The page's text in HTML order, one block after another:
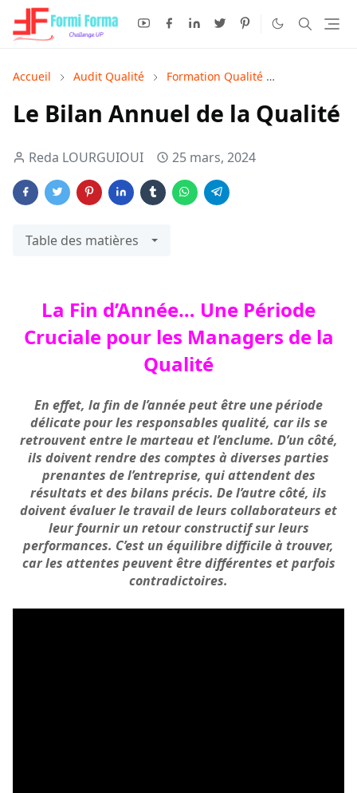
Accueil Audit Qualité Formation Qualité
Le Bilan Annuel de la Qualité
Reda LOURGUIOUI 25 mars, 2024
Table des matières
La Fin d’Année… Une Période
Crucialepour les Managers de la
Qualité
En effet, la fin de l’année peut être une période
délicate pour les responsables qualité, car ils se
retrouvent entre le marteau et l’enclume. D’un côté,
ils doivent rendre des comptes à diverses parties
prenantes de l’entreprise, qui attendent des
résultats et des bilans précis. De l’autre côté, ils
doivent évaluer le travail de leurs collaborateurs et
leur fournir un retour constructif sur leurs
performances. C’est un équilibredifficileà trouver,
car les attentes peuvent être différentes et parfois
contradictoires.